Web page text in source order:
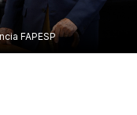
FAPESP